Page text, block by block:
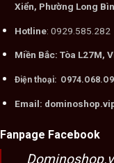
Xiển, Phường Long
Hotline: 0929.585.282
Miền Bắc: Tòa L27M,
Điện thoại:
Email:
Fanpage Facebook